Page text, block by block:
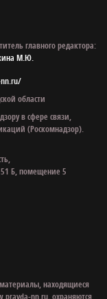
главного редактора:
М.Ю.
области
в сфере связи,
(Роскомнадзор).
Б, помещение 5
находящиеся